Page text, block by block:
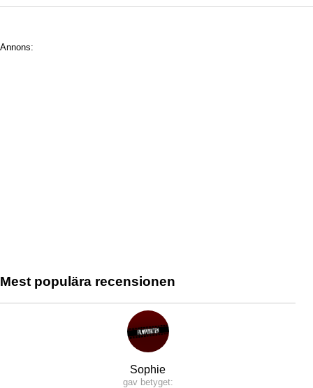
Annons:
Mest populära recensionen
Sophie
gav betyget: